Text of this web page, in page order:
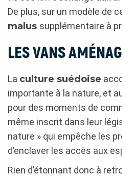
De plus, sur un modèle de
malus supplémentaire à
LES VANS AMÉNAGÉS
La culture suédoise
importante à la nature, et au
pour des moments de
même inscrit dans leur
nature » qui empêche les
d’enclaver les accès aux
Rien d’étonnant donc à